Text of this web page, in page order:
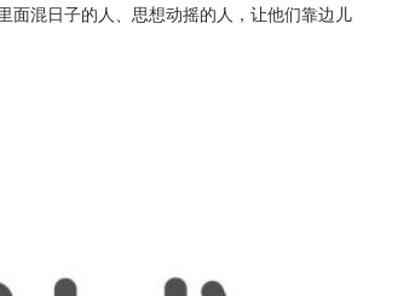
面混日子的人、思想动摇的人，让他们靠边儿